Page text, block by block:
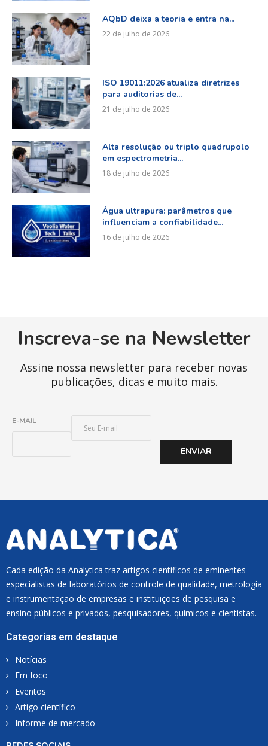
AQbD deixa a teoria e entra na...
22 de julho de 2026
ISO 19011:2026 atualiza diretrizes
para auditorias de...
21 de julho de 2026
Alta resolução ou triplo quadrupolo
em espectrometria...
18 de julho de 2026
Água ultrapura: parâmetros que
influenciam a confiabilidade...
16 de julho de 2026
Inscreva-se na Newsletter
Assine nossa newsletter para receber novas
publicações, dicas e muito mais.
E-MAIL
ENVIAR
Cada edição da Analytica traz artigos científicos de eminentes
especialistas de laboratórios de controle de qualidade, metrologia
e instrumentação de empresas e instituições de pesquisa e
ensino públicos e privados, pesquisadores, químicos e cientistas.
Categorias em destaque
Notícias
Em foco
Eventos
Artigo científico
Informe de mercado